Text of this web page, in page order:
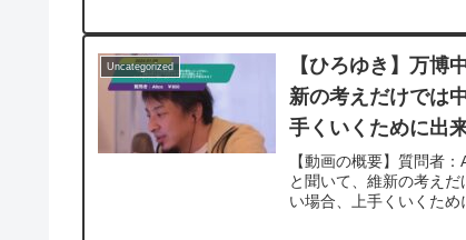
Uncategorized
【ひろゆき】万博
新の考えだけでは
手くいくために出
【動画の概要】質問者
と聞いて、維新の考え
い場合、上手くいくた